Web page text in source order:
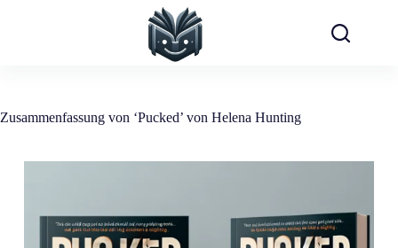
Zusammenfassung von ‘Pucked’ von Helena Hunting